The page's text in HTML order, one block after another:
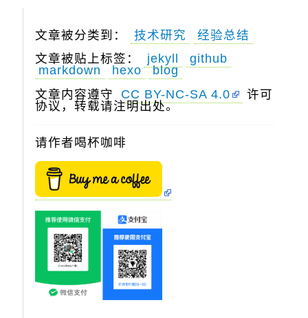
文章被分类到： 技术研究
经验总结
文章被贴上标签：
jekyll
github
markdown
hexo
blog
文章内容遵守
CC BY-NC-SA 4.0
许可
协议，转载请注明出处。
请作者喝杯咖啡